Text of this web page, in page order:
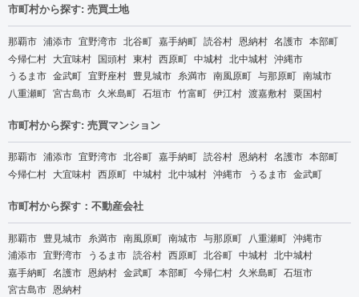
市町村から探す: 売買土地
那覇市 浦添市 宜野湾市 北谷町 嘉手納町 読谷村 恩納村 名護市 本部町
今帰仁村 大宜味村 国頭村 東村 西原町 中城村 北中城村 沖縄市
うるま市 金武町 宜野座村 豊見城市 糸満市 南風原町 与那原町 南城市
八重瀬町 宮古島市 久米島町 石垣市 竹富町 伊江村 渡嘉敷村 粟国村
市町村から探す: 売買マンション
那覇市 浦添市 宜野湾市 北谷町 嘉手納町 読谷村 恩納村 名護市 本部町
今帰仁村 大宜味村 西原町 中城村 北中城村 沖縄市 うるま市 金武町
市町村から探す：不動産会社
那覇市 豊見城市 糸満市 南風原町 南城市 与那原町 八重瀬町 沖縄市
浦添市 宜野湾市 うるま市 読谷村 西原町 北谷町 中城村 北中城村
嘉手納町 名護市 恩納村 金武町 本部町 今帰仁村 久米島町 石垣市
宮古島市 恩納村